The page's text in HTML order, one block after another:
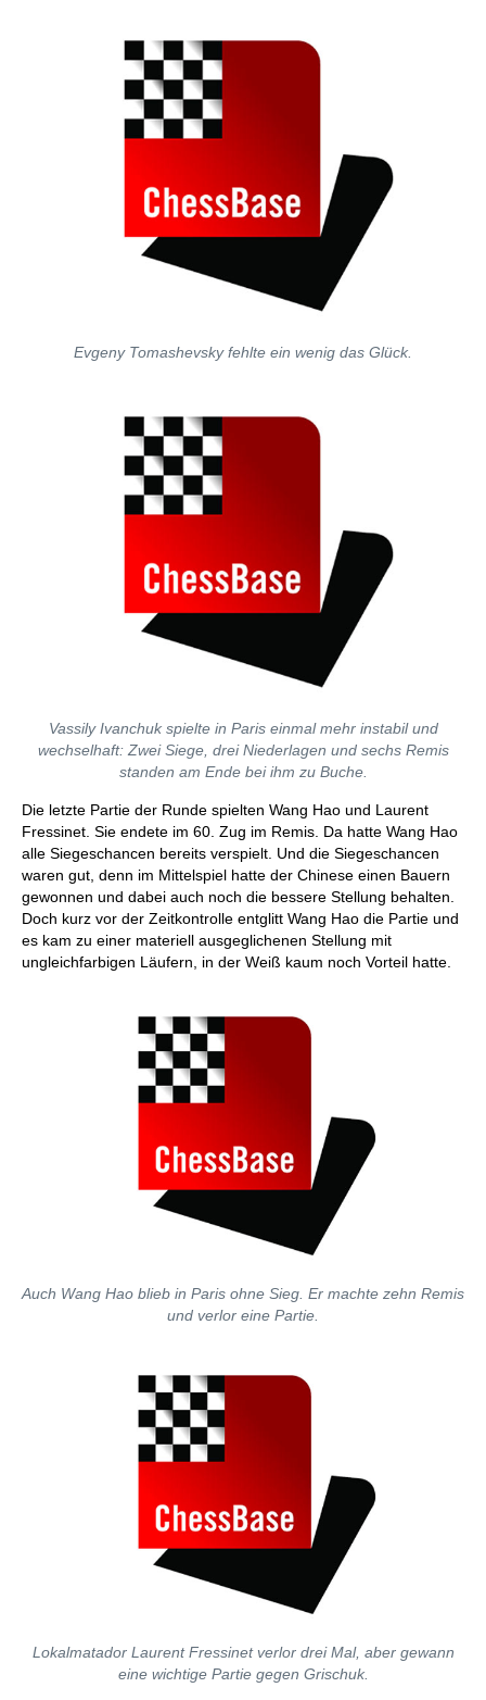
Evgeny Tomashevsky fehlte ein wenig das Glück.
Vassily Ivanchuk spielte in Paris einmal mehr instabil und
wechselhaft: Zwei Siege, drei Niederlagen und sechs Remis
standen am Ende bei ihm zu Buche.
Die letzte Partie der Runde spielten Wang Hao und Laurent
Fressinet. Sie endete im 60. Zug im Remis. Da hatte Wang Hao
alle Siegeschancen bereits verspielt. Und die Siegeschancen
waren gut, denn im Mittelspiel hatte der Chinese einen Bauern
gewonnen und dabei auch noch die bessere Stellung behalten.
Doch kurz vor der Zeitkontrolle entglitt Wang Hao die Partie und
es kam zu einer materiell ausgeglichenen Stellung mit
ungleichfarbigen Läufern, in der Weiß kaum noch Vorteil hatte.
Auch Wang Hao blieb in Paris ohne Sieg. Er machte zehn Remis
und verlor eine Partie.
Lokalmatador Laurent Fressinet verlor drei Mal, aber gewann
eine wichtige Partie gegen Grischuk.